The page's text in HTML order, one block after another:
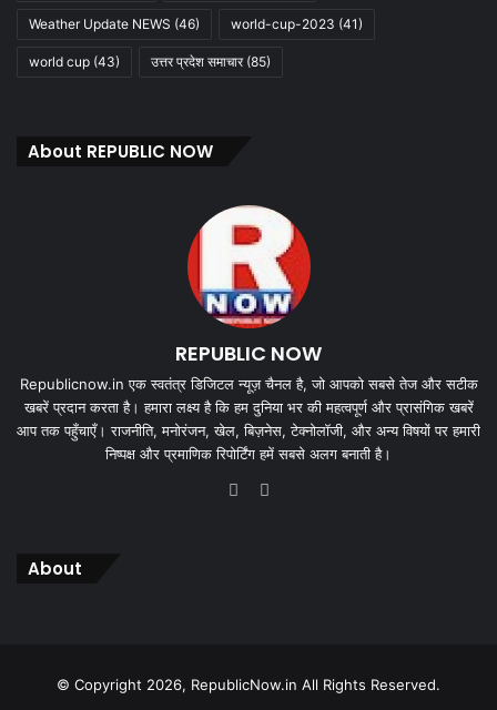
Weather Update NEWS (46) world-cup-2023 (41)
world cup (43) उत्तर प्रदेश समाचार(85)
About REPUBLIC NOW
REPUBLIC NOW
Republicnow.in एक स्वतंत्र डिजिटल न्यूज़ चैनल है, जो आपको सबसे तेज और सटीक
खबरें प्रदान करता है। हमारा लक्ष्य है कि हम दुनिया भर की महत्वपूर्ण और प्रासंगिक खबरें
आप तक पहुँचाएँ। राजनीति, मनोरंजन, खेल, बिज़नेस, टेक्नोलॉजी, और अन्य विषयों पर हमारी
निष्पक्ष और प्रमाणिक रिपोर्टिंग हमें सबसे अलग बनाती है।
Website
About
© Copyright 2026, RepublicNow.in All Rights Reserved.